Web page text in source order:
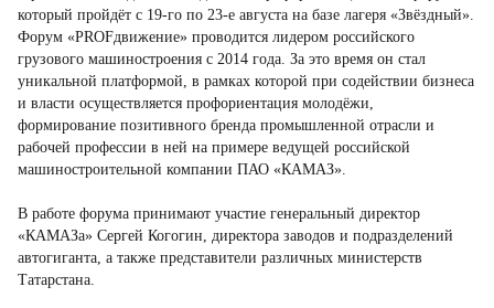
который пройдёт с 19-го по 23-е августа на базе лагеря «Звёздный».
Форум «PROFдвижение» проводится лидером российского
грузового машиностроения с 2014 года. За это время он стал
уникальной платформой, в рамках которой при содействии бизнеса
и власти осуществляется профориентация молодёжи,
формирование позитивного бренда промышленной отрасли и
рабочей профессии в ней на примере ведущей российской
машиностроительной компании ПАО «КАМАЗ».
В работе форума принимают участие генеральный директор
«КАМАЗа» Сергей Когогин, директора заводов и подразделений
автогиганта, а также представители различных министерств
Татарстана.